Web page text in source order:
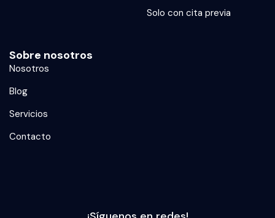
Solo con cita previa
Sobre nosotros
Nosotros
Blog
Servicios
Contacto